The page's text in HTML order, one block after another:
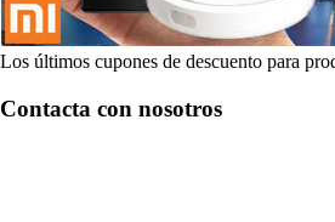
Los últimos cupones de descuento para
Contacta con nosotros